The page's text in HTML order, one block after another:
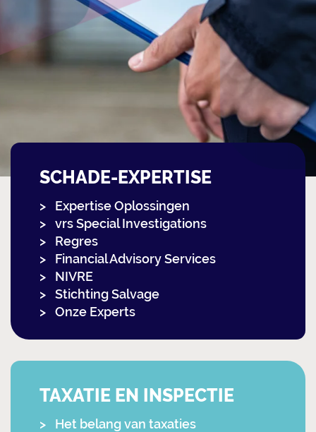
SCHADE-EXPERTISE
Expertise Oplossingen
vrs Special Investigations
Regres
Financial Advisory Services
NIVRE
Stichting Salvage
Onze Experts
TAXATIE EN INSPECTIE
Het belang van taxaties